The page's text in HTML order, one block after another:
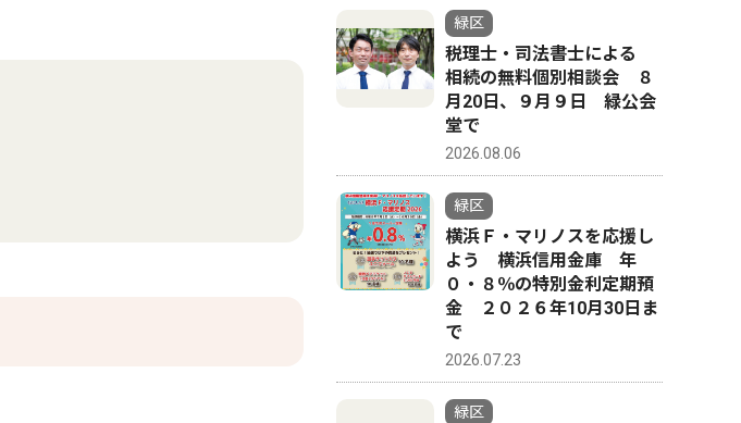
緑区
税理士・司法書士による
相続の無料個別相談会 ８
月20日、９月９日 緑公会
堂で
2026.08.06
緑区
横浜Ｆ・マリノスを応援し
よう 横浜信用金庫 年
０・８％の特別金利定期預
金 ２０２６年10月30日ま
で
2026.07.23
緑区